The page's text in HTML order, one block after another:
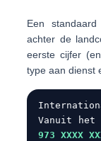
Een
achter de
eerste cijfer
type aan dienst
Vanuit het
973 XXXX